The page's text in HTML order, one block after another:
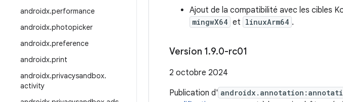
androidx.performance
androidx.photopicker
androidx.preference
androidx.print
androidx.privacysandbox.
activity
Ajout de la compatibilité avec les cibles
mingwX64 et linuxArm64 .
Version 1.9.0-rc01
2 octobre 2024
Publication d'